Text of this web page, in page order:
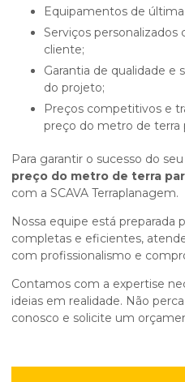
Equipamentos de
Serviços personalizados conforme a necessidade do
cliente;
Garantia de qualidade e segurança em todas as etapas
do projeto;
Preços competitivos e transparentes, incluindo o
preço do metro de terra
Para garantir o sucesso do
preço do metro de terra
com a SCAVA Terraplanagem.
Nossa equipe está preparada
completas e eficientes,
com profissionalismo e
Contamos com a expertise
ideias em realidade. Não
conosco e solicite um